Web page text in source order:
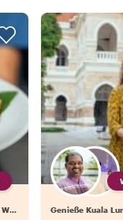
Genieße Kuala Lumpur mit einem Gastgeber deiner Wahl